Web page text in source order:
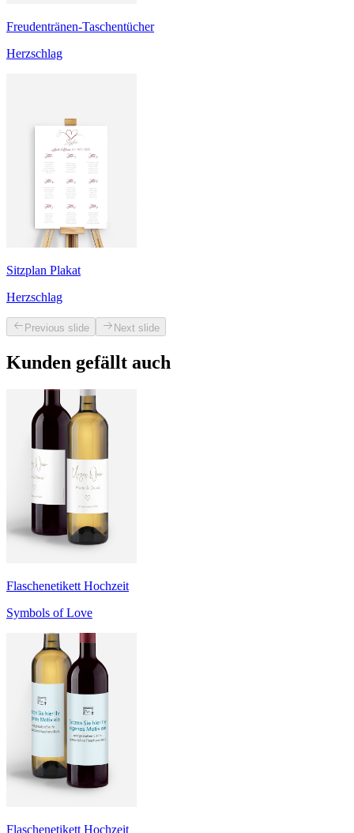
Freudentränen-Taschentücher
Herzschlag
Sitzplan Plakat
Herzschlag
Previous slide Next slide
Kunden gefällt auch
Flaschenetikett Hochzeit
Symbols of Love
Flaschenetikett Hochzeit